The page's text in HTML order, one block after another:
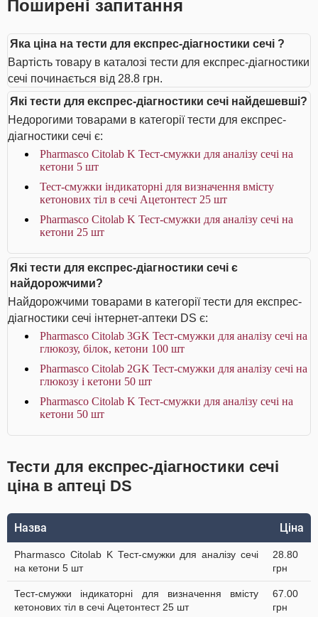
Поширені запитання
Яка ціна на тести для експрес-діагностики сечі ?
Вартість товару в каталозі тести для експрес-діагностики
сечі починається від 28.8 грн.
Які тести для експрес-діагностики сечі найдешевші?
Недорогими товарами в категорії тести для експрес-
діагностики сечі є:
Pharmasco Citolab K Тест-смужки для аналізу сечі на
кетони 5 шт
Тест-смужки індикаторні для визначення вмісту
кетонових тіл в сечі Ацетонтест 25 шт
Pharmasco Citolab K Тест-смужки для аналізу сечі на
кетони 25 шт
Які тести для експрес-діагностики сечі є
найдорожчими?
Найдорожчими товарами в категорії тести для експрес-
діагностики сечі інтернет-аптеки DS є:
Pharmasco Citolab 3GK Тест-смужки для аналізу сечі на
глюкозу, білок, кетони 100 шт
Pharmasco Citolab 2GK Тест-смужки для аналізу сечі на
глюкозу і кетони 50 шт
Pharmasco Citolab K Тест-смужки для аналізу сечі на
кетони 50 шт
Тести для експрес-діагностики сечі
ціна в аптеці DS
Назва Ціна
Pharmasco Citolab K Тест-смужки для аналізу сечі
на кетони 5 шт
28.80
грн
Тест-смужки індикаторні для визначення вмісту
кетонових тіл в сечі Ацетонтест 25 шт
67.00
грн